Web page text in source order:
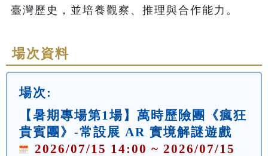
場次資料
場次:
【暑期專場第1場】萬時歷險團《瘋狂
貴賓團》-常設展 AR 實境解謎遊戲
2026/07/15 14:00 ~ 2026/07/15